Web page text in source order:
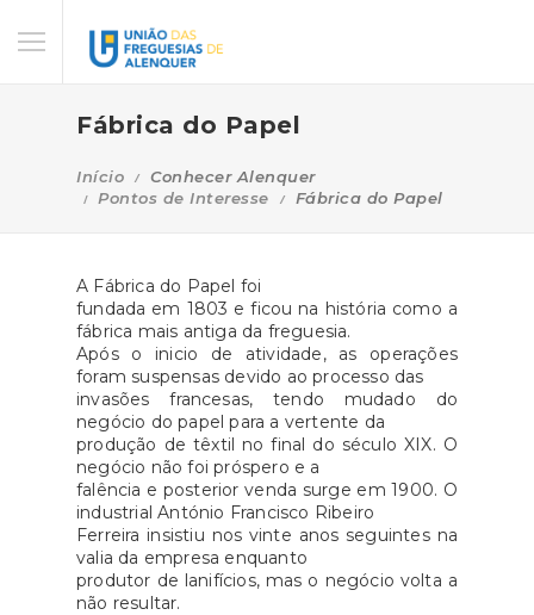
Fábrica do Papel
Início
Conhecer Alenquer
Pontos de Interesse
Fábrica do Papel
A Fábrica do Papel foi
fundada em 1803 e ficou na história como a
fábrica mais antiga da freguesia.
Após o inicio de atividade, as operações
foram suspensas devido ao processo das
invasões francesas, tendo mudado do
negócio do papel para a vertente da
produção de têxtil no final do século XIX. O
negócio não foi próspero e a
falência e posterior venda surge em 1900. O
industrial António Francisco Ribeiro
Ferreira insistiu nos vinte anos seguintes na
valia da empresa enquanto
produtor de lanifícios, mas o negócio volta a
não resultar.